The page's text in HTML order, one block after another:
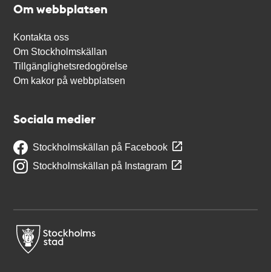
Om webbplatsen
Kontakta oss
Om Stockholmskällan
Tillgänglighetsredogörelse
Om kakor på webbplatsen
Sociala medier
Stockholmskällan på Facebook
Stockholmskällan på Instagram